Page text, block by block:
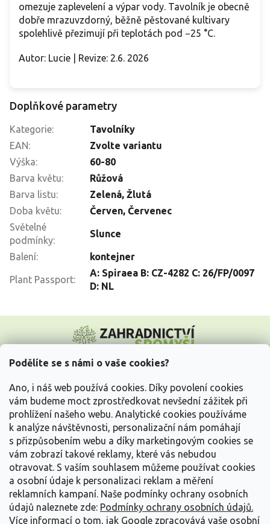
Podělíte se s námi o vaše cookies?
Ano, i náš web používá cookies. Díky povolení cookies
vám budeme moct zprostředkovat nevšední zážitek při
prohlížení našeho webu. Analytické cookies používáme
k analýze návštěvnosti, personalizační nám pomáhají
s přizpůsobením webu a díky marketingovým cookies se
vám zobrazí takové reklamy, které vás nebudou
otravovat. S vaším souhlasem můžeme používat cookies
a osobní údaje k personalizaci reklam a měření
reklamních kampaní. Naše podmínky ochrany osobních
údajů naleznete zde: Podmínky ochrany osobních údajů.
Více informací o tom, jak Google zpracovává vaše osobní
omezuje zaplevelení a výpar vody. Tavolník je obecně
dobře mrazuvzdorný, běžně pěstované kultivary
spolehlivě přezimují při teplotách pod −25 °C.
Autor: Lucie | Revize: 2.6. 2026
Doplňkové parametry
Kategorie:
Tavolníky
EAN:
Zvolte variantu
Výška:
60-80
Barva květu:
Růžová
Barva listu:
Zelená, Žlutá
Doba květu: Červen, Červenec
Světelné
podmínky:
Slunce
Balení: kontejner
Plant Passport:
A: Spiraea B: CZ-4282 C: 26/FP/0097
D: NL
p
Vše o nákupu
Informace pro Vás
Kontakujte nás